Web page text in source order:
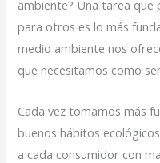
ambiente? Una tarea
para otros es lo más
medio ambiente nos
que necesitamos como
Cada vez tomamos más
buenos hábitos
a cada consumidor con